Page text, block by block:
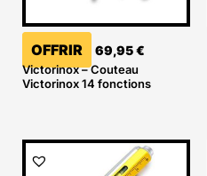
OFFRIR 69,95€
Victorinox – Couteau
Victorinox 14 fonctions